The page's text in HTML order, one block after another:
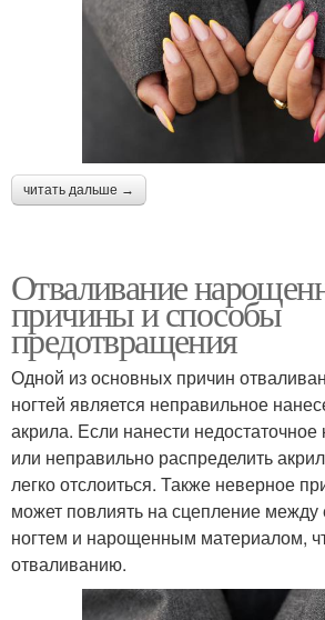
читать дальше →
Отваливание
причины и способы
предотвращения
Одной из основных причин
ногтей является неправильное
акрила. Если нанести недостаточное
или неправильно распределить
легко отслоиться. Также неверное
может повлиять на сцепление между
ногтем и нарощенным материалом,
отваливанию.